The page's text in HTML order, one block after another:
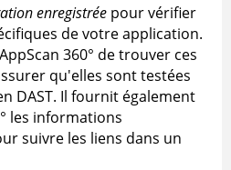
enregistrée pour vérifier
de votre application.
AppScan 360° de trouver ces
qu'elles sont testées
DAST. Il fournit également
les informations
suivre les liens dans un